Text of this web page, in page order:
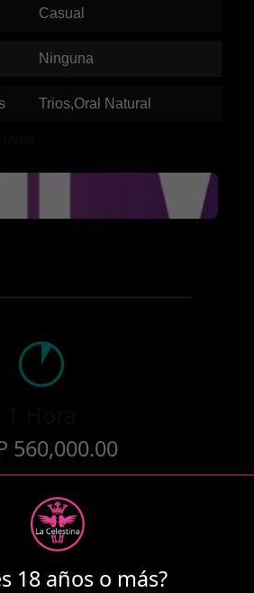
18 años o más?
Casual
Ninguna
Trios,Oral Natural
560,000.00
2 Horas